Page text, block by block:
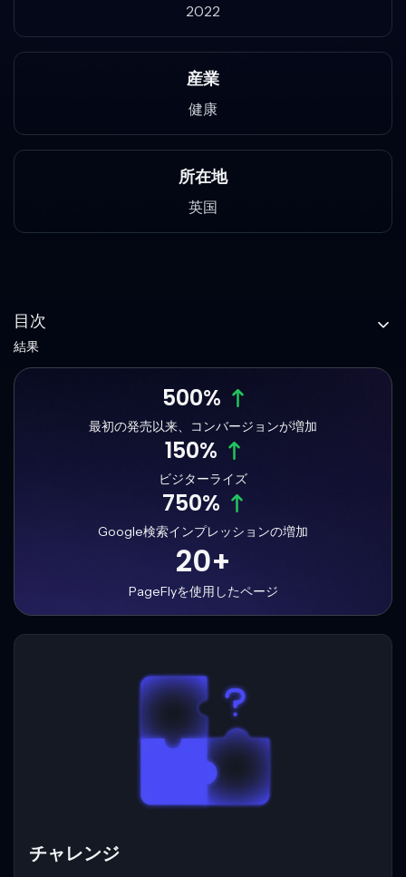
2022
産業
健康
所在地
英国
目次
結果
500%
最初の発売以来、コンバージョンが増加
150%
ビジターライズ
750%
Google検索インプレッションの増加
20+
PageFlyを使用したページ
チャレンジ